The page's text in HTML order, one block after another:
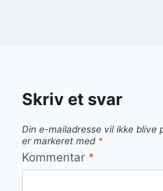
Skriv et svar
Din e-mailadresse vil ikke blive
er markeret med *
Kommentar *